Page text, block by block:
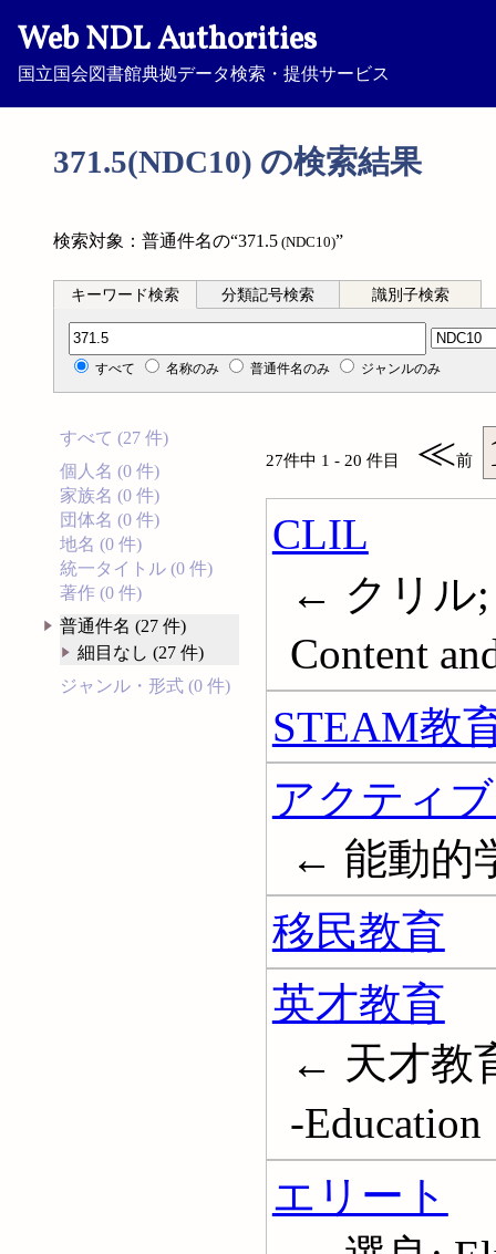
Web NDL Authorities
国立国会図書館典拠データ検索・提供サービス
371.5(NDC10) の検索結果
検索対象：普通件名の“371.5 (NDC10)”
キーワード検索 分類記号検索 識別子検索
分類記号検索
すべて 名称のみ 普通件名のみ ジャンルのみ
すべて (27 件)
個人名 (0 件)
家族名 (0 件)
団体名 (0 件)
地名 (0 件)
統一タイトル (0 件)
著作 (0 件)
普通件名 (27 件)
細目なし (27 件)
ジャンル・形式 (0 件)
27件中 1 - 20 件目 ≪前
CLIL
← クリル;
Content
STEAM教
アクティ
← 能動的
移民教育
英才教育
← 天才教
-Education
エリート